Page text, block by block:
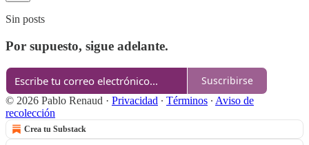
Sin posts
Por supuesto, sigue adelante.
Suscribirse
© 2026 Pablo Renaud · Privacidad ∙ Términos ∙ Aviso de
recolección
Crea tu Substack